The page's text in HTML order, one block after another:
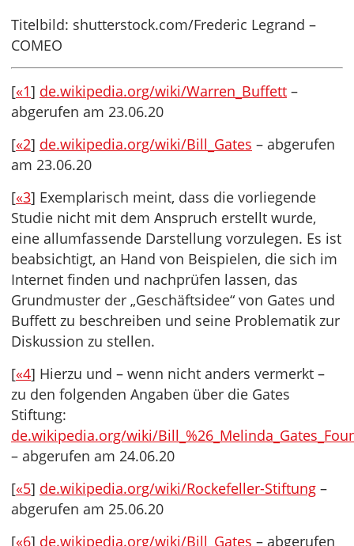
Titelbild: shutterstock.com/Frederic Legrand –
COMEO
[«1] de.wikipedia.org/wiki/Warren_Buffett –
abgerufen am 23.06.20
[«2] de.wikipedia.org/wiki/Bill_Gates – abgerufen
am 23.06.20
[«3] Exemplarisch meint, dass die vorliegende
Studie nicht mit dem Anspruch erstellt wurde,
eine allumfassende Darstellung vorzulegen. Es ist
beabsichtigt, an Hand von Beispielen, die sich im
Internet finden und nachprüfen lassen, das
Grundmuster der „Geschäftsidee“ von Gates und
Buffett zu beschreiben und seine Problematik zur
Diskussion zu stellen.
[«4] Hierzu und – wenn nicht anders vermerkt –
zu den folgenden Angaben über die Gates
Stiftung:
de.wikipedia.org/wiki/
– abgerufen am 24.06.20
[«5] de.wikipedia.org/wiki/Rockefeller-Stiftung –
abgerufen am 25.06.20
[«6] de.wikipedia.org/wiki/Bill_Gates – abgerufen